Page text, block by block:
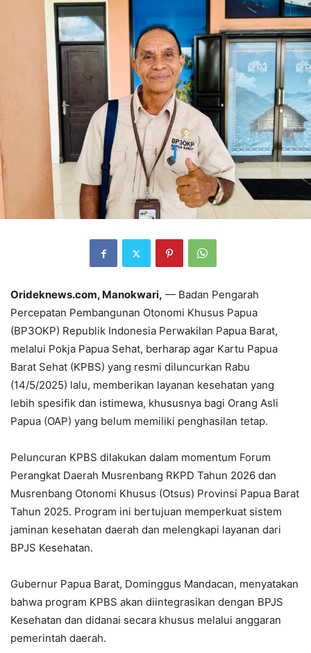
Orideknews.com, Manokwari, — Badan Pengarah
Percepatan Pembangunan Otonomi Khusus Papua
(BP3OKP) Republik Indonesia Perwakilan Papua Barat,
melalui Pokja Papua Sehat, berharap agar Kartu Papua
Barat Sehat (KPBS) yang resmi diluncurkan Rabu
(14/5/2025) lalu, memberikan layanan kesehatan yang
lebih spesifik dan istimewa, khususnya bagi Orang Asli
Papua (OAP) yang belum memiliki penghasilan tetap.
Peluncuran KPBS dilakukan dalam momentum Forum
Perangkat Daerah Musrenbang RKPD Tahun 2026 dan
Musrenbang Otonomi Khusus (Otsus) Provinsi Papua Barat
Tahun 2025. Program ini bertujuan memperkuat sistem
jaminan kesehatan daerah dan melengkapi layanan dari
BPJS Kesehatan.
Gubernur Papua Barat, Dominggus Mandacan, menyatakan
bahwa program KPBS akan diintegrasikan dengan BPJS
Kesehatan dan didanai secara khusus melalui anggaran
pemerintah daerah.